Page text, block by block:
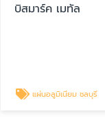
บิสมาร์ค เมทัล
แผ่นอลูมิเนียม ชลบุรี